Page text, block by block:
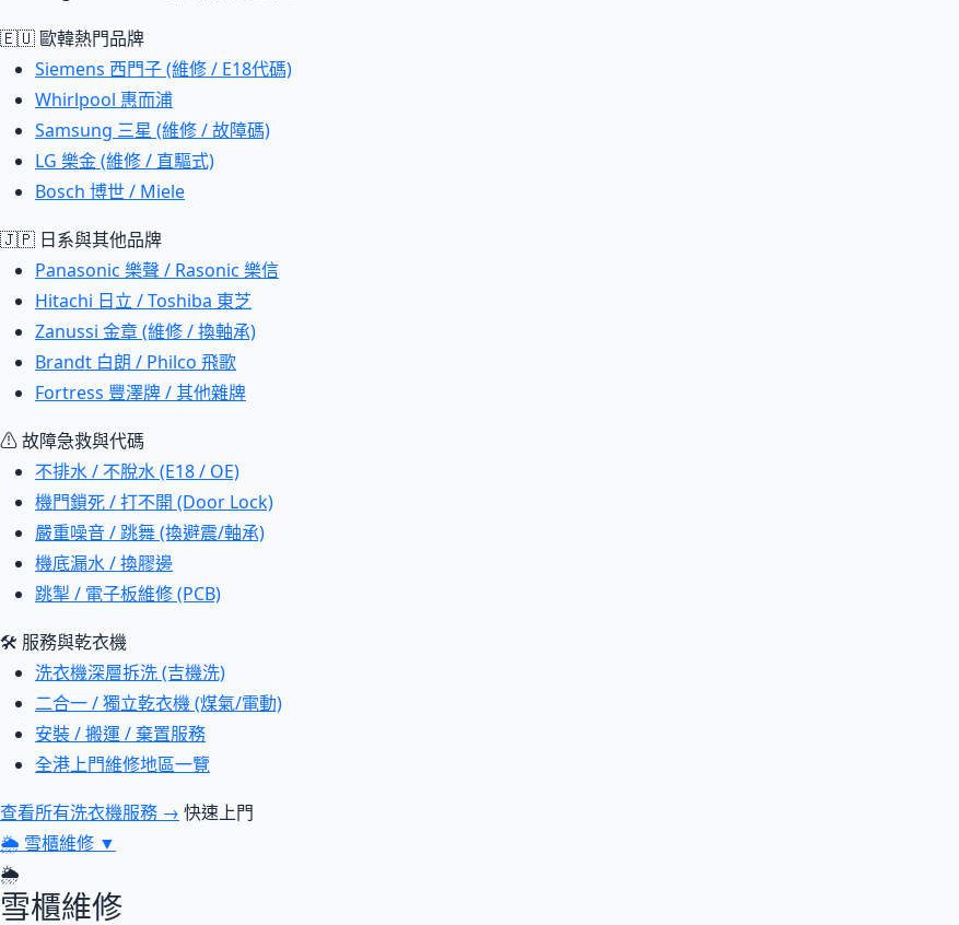
🇪🇺 歐韓熱門品牌
Siemens 西門子 (維修 / E18代碼)
Whirlpool 惠而浦
Samsung 三星 (維修 / 故障碼)
LG 樂金 (維修 / 直驅式)
Bosch 博世 / Miele
🇯🇵 日系與其他品牌
Panasonic 樂聲 / Rasonic 樂信
Hitachi 日立 / Toshiba 東芝
Zanussi 金章 (維修 / 換軸承)
Brandt 白朗 / Philco 飛歌
Fortress 豐澤牌 / 其他雜牌
⚠ 故障急救與代碼
不排水 / 不脫水 (E18 / OE)
機門鎖死 / 打不開 (Door Lock)
嚴重噪音 / 跳舞 (換避震/軸承)
機底漏水 / 換膠邊
跳掣 / 電子板維修 (PCB)
🛠 服務與乾衣機
洗衣機深層拆洗 (吉機洗)
二合一 / 獨立乾衣機 (煤氣/電動)
安裝 / 搬運 / 棄置服務
全港上門維修地區一覽
查看所有洗衣機服務 → 快速上門
🌦 雪櫃維修 ▼
🌦
雪櫃維修